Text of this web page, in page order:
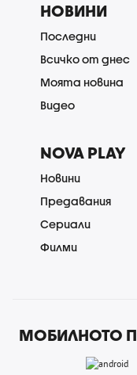
НОВИНИ
Последни
Всичко от днес
Моята новина
Видео
NOVA PLAY
Новини
Предавания
Сериали
Филми
МОБИЛНОТО